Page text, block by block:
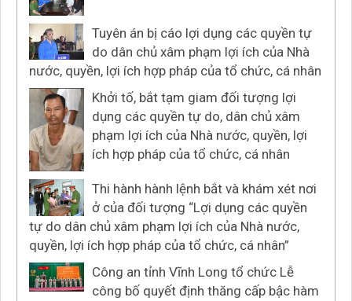
Tuyên án bị cáo lợi dụng các quyền tự
do dân chủ xâm phạm lợi ích của Nhà
nước, quyền, lợi ích hợp pháp của tổ chức, cá nhân
Khởi tố, bắt tạm giam đối tượng lợi
dụng các quyền tự do, dân chủ xâm
phạm lợi ích của Nhà nước, quyền, lợi
ích hợp pháp của tổ chức, cá nhân
Thi hành hành lệnh bắt và khám xét nơi
ở của đối tượng “Lợi dụng các quyền
tự do dân chủ xâm phạm lợi ích của Nhà nước,
quyền, lợi ích hợp pháp của tổ chức, cá nhân”
Công an tỉnh Vĩnh Long tổ chức Lễ
công bố quyết định thăng cấp bậc hàm